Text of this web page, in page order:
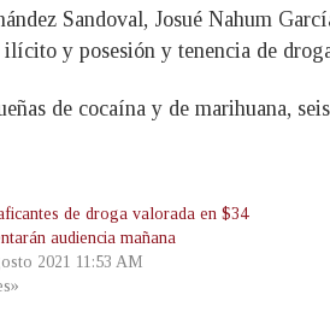
Sandoval, Josué Nahum
y posesión y tenencia de
de cocaína y de marihuana,
de droga valorada en $34
audiencia mañana
2021 11:53 AM